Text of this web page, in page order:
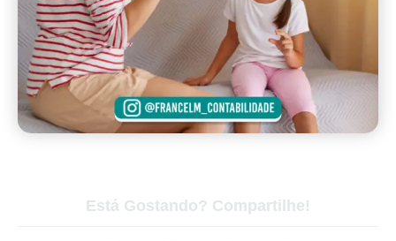
Está Gostando? Compartilhe!